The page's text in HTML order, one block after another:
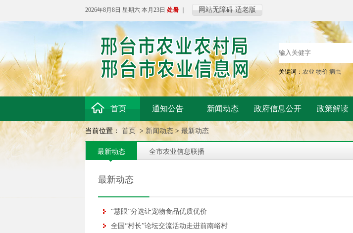
2026年8月8日 星期六 本月23日 处暑 网站无障碍 适老版
关键词： 农业 物价 病虫
首页 通知公告 新闻动态 政府信息公开 政策解读
当前位置： 首页 > 新闻动态 > 最新动态
最新动态 全市农业信息联播
最新动态
“慧眼”分选让宠物食品优质优价
全国“村长”论坛交流活动走进前南峪村